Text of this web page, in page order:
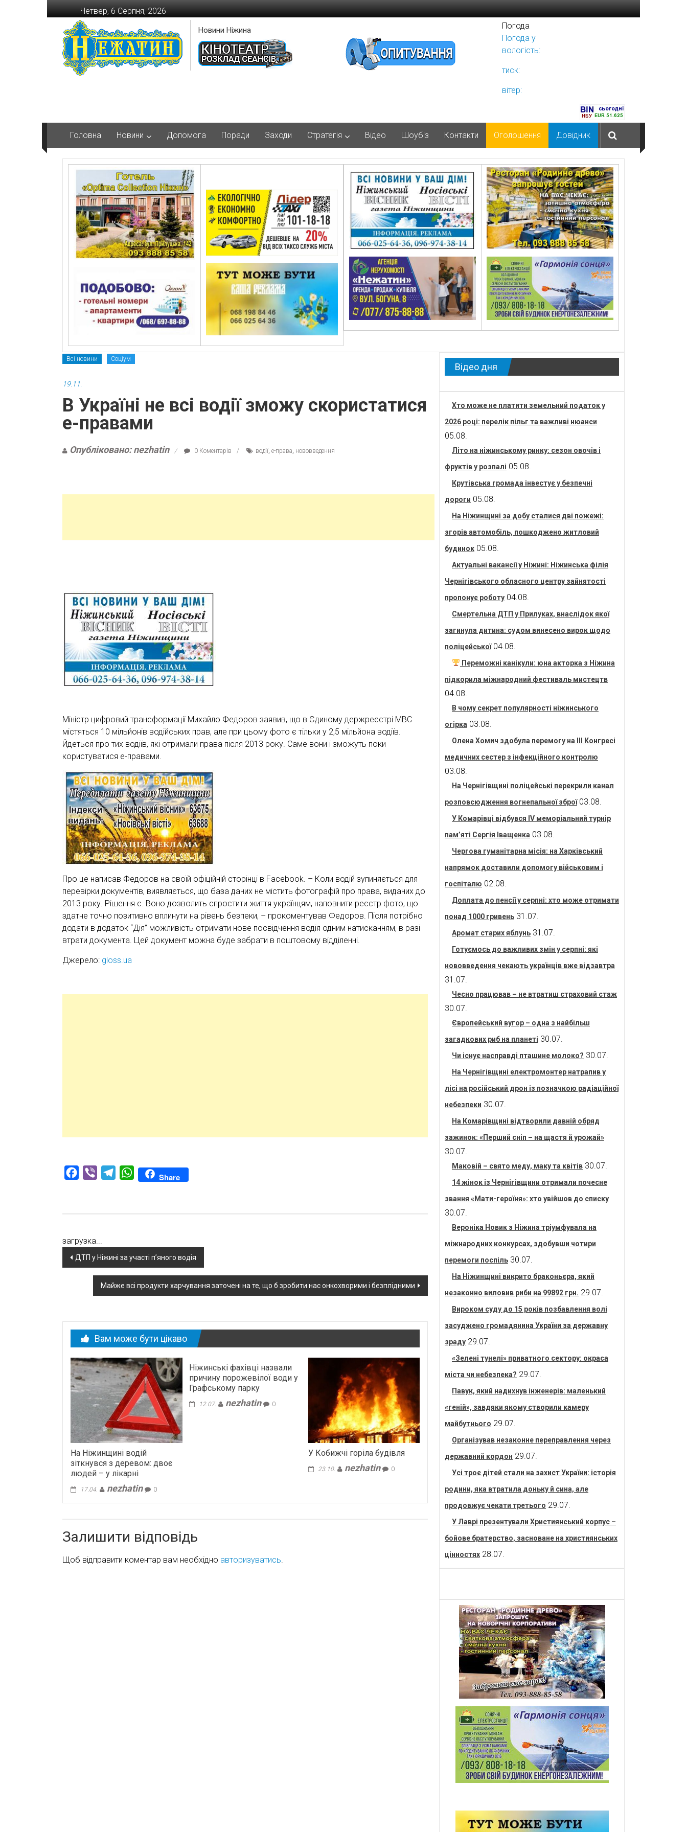
Перейти
до
вмісту
Четвер, 6 Серпня, 2026
Новини Ніжина
Погода
Погода у
вологість:
тиск:
вітер:
Головна Новини Допомога Поради Заходи Стратегія Відео Шоубіз Контакти Оголошення Довідник
Всі новини Соціум
19.11.
В Україні не всі водії зможу скористатися
е-правами
Опубліковано: nezhatin 0 Коментарів водії е-права нововведення
Міністр цифровий трансформації Михайло Федоров заявив, що в Єдиному держреєстрі МВС
містяться 10 мільйонів водійських прав, але при цьому фото є тільки у 2,5 мільйона водіїв.
Йдеться про тих водіїв, які отримали права після 2013 року. Саме вони і зможуть поки
користуватися е-правами.
Про це написав Федоров на своїй офіційній сторінці в Facebook. – Коли водій зупиняється для
перевірки документів, виявляється, що база даних не містить фотографій про права, виданих до
2013 року. Рішення є. Воно дозволить спростити життя українцям, наповнити реєстр фото, що
здатне точно позитивно вплинути на рівень безпеки, – прокоментував Федоров. Після потрібно
додати в додаток “Дія” можливість отримати нове посвідчення водія одним натисканням, в разі
втрати документа. Цей документ можна буде забрати в поштовому відділенні.
Джерело: gloss.ua
Facebook
Viber TelegramWhatsAppShare
загрузка...
Навігація
новині
ДТП у Ніжині за участі п’яного водія
Майже всі продукти харчування заточені на те, що б зробити нас онкохворими і безплідними
Вам може бути цікаво
На Ніжинщині водій
зіткнувся з деревом: двоє
людей – у лікарні
17.04. nezhatin 0
Ніжинські фахівці назвали
причину порожевілої води у
Графському парку
12.07. nezhatin 0
У Кобижчі горіла будівля
23.10. nezhatin 0
Залишити відповідь
Щоб відправити коментар вам необхідно авторизуватись.
Відео дня
Хто може не платити земельний податок у
2026 році: перелік пільг та важливі нюанси
05.08.
Літо на ніжинському ринку: сезон овочів і
фруктів у розпалі 05.08.
Крутівська громада інвестує у безпечні
дороги 05.08.
На Ніжинщині за добу сталися дві пожежі:
згорів автомобіль, пошкоджено житловий
будинок 05.08.
Актуальні вакансії у Ніжині: Ніжинська філія
Чернігівського обласного центру зайнятості
пропонує роботу 04.08.
Смертельна ДТП у Прилуках, внаслідок якої
загинула дитина: судом винесено вирок щодо
поліцейської 04.08.
Переможні канікули: юна акторка з Ніжина
підкорила міжнародний фестиваль мистецтв
04.08.
В чому секрет популярності ніжинського
огірка 03.08.
Олена Хомич здобула перемогу на ІІІ Конгресі
медичних сестер з інфекційного контролю
03.08.
На Чернігівщині поліцейські перекрили канал
розповсюдження вогнепальної зброї 03.08.
У Комарівці відбувся IV меморіальний турнір
пам’яті Сергія Іващенка 03.08.
Чергова гуманітарна місія: на Харківський
напрямок доставили допомогу військовим і
госпіталю 02.08.
Доплата до пенсії у серпні: хто може отримати
понад 1000 гривень 31.07.
Аромат старих яблунь 31.07.
Готуємось до важливих змін у серпні: які
нововведення чекають українців вже відзавтра
31.07.
Чесно працював – не втратиш страховий стаж
30.07.
Європейський вугор – одна з найбільш
загадкових риб на планеті 30.07.
Чи існує насправді пташине молоко? 30.07.
На Чернігівщині електромонтер натрапив у
лісі на російський дрон із позначкою радіаційної
небезпеки 30.07.
На Комарівщині відтворили давній обряд
зажинок: «Перший сніп – на щастя й урожай»
30.07.
Маковій – свято меду, маку та квітів 30.07.
14 жінок із Чернігівщини отримали почесне
звання «Мати-героїня»: хто увійшов до списку
30.07.
Вероніка Новик з Ніжина тріумфувала на
міжнародних конкурсах, здобувши чотири
перемоги поспіль 30.07.
На Ніжинщині викрито браконьєра, який
незаконно виловив риби на 99892 грн. 29.07.
Вироком суду до 15 років позбавлення волі
засуджено громадянина України за державну
зраду 29.07.
«Зелені тунелі» приватного сектору: окраса
міста чи небезпека? 29.07.
Павук, який надихнув інженерів: маленький
«геній», завдяки якому створили камеру
майбутнього 29.07.
Організував незаконне переправлення через
державний кордон 29.07.
Усі троє дітей стали на захист України: історія
родини, яка втратила доньку й сина, але
продовжує чекати третього 29.07.
У Лаврі презентували Християнський корпус –
бойове братерство, засноване на християнських
цінностях 28.07.